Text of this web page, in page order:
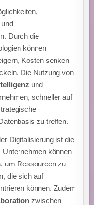
Durch die
können
Kosten senken
Die Nutzung von
und
schneller auf
zu treffen.
Digitalisierung ist die
können
um Ressourcen zu
die sich auf
können. Zudem
zwischen